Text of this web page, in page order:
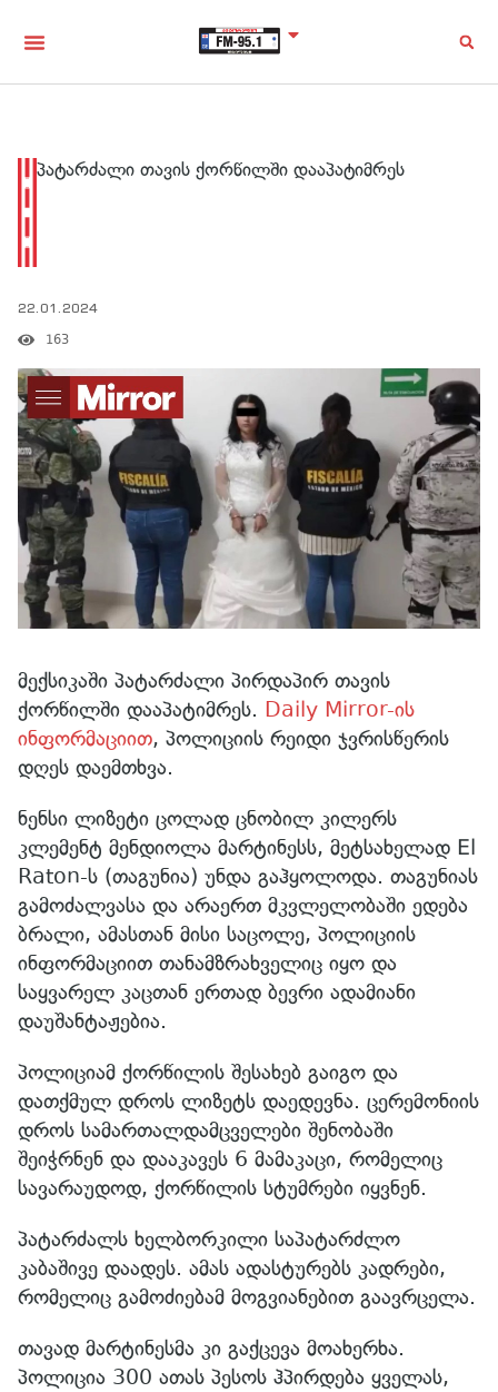
პატარძალი თავის ქორწილში დააპატიმრეს
22.01.2024
163
მექსიკაში პატარძალი პირდაპირ თავის
ქორწილში დააპატიმრეს. Daily Mirror-ის
ინფორმაციით, პოლიციის რეიდი ჯვრისწერის
დღეს დაემთხვა.
ნენსი ლიზეტი ცოლად ცნობილ კილერს
კლემენტ მენდიოლა მარტინესს, მეტსახელად El
Raton-ს (თაგუნია) უნდა გაჰყოლოდა. თაგუნიას
გამოძალვასა და არაერთ მკვლელობაში ედება
ბრალი, ამასთან მისი საცოლე, პოლიციის
ინფორმაციით თანამზრახველიც იყო და
საყვარელ კაცთან ერთად ბევრი ადამიანი
დაუშანტაჟებია.
პოლიციამ ქორწილის შესახებ გაიგო და
დათქმულ დროს ლიზეტს დაედევნა. ცერემონიის
დროს სამართალდამცველები შენობაში
შეიჭრნენ და დააკავეს 6 მამაკაცი, რომელიც
სავარაუდოდ, ქორწილის სტუმრები იყვნენ.
პატარძალს ხელბორკილი საპატარძლო
კაბაშივე დაადეს. ამას ადასტურებს კადრები,
რომელიც გამოძიებამ მოგვიანებით გაავრცელა.
თავად მარტინესმა კი გაქცევა მოახერხა.
პოლიცია 300 ათას პესოს ჰპირდება ყველას,